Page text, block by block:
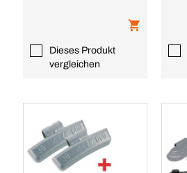
Dieses Produkt
vergleichen